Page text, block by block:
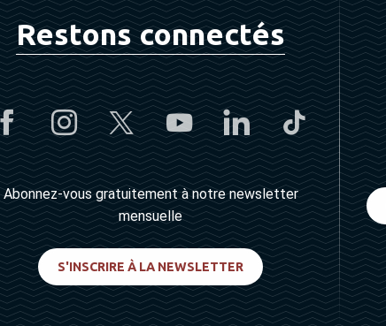
Restons connectés
Abonnez-vous gratuitement à notre newsletter
mensuelle
S'INSCRIRE À LA NEWSLETTER